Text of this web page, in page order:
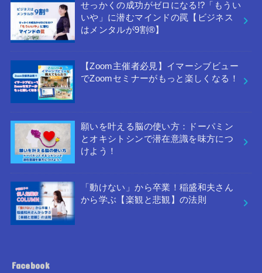
せっかくの成功がゼロになる!?「もうい
いや」に潜むマインドの罠【ビジネス
はメンタルが9割®︎】
【Zoom主催者必見】イマーシブビュー
でZoomセミナーがもっと楽しくなる！
願いを叶える脳の使い方：ドーパミン
とオキシトシンで潜在意識を味方につ
けよう！
「動けない」から卒業！稲盛和夫さん
から学ぶ【楽観と悲観】の法則
Facebook